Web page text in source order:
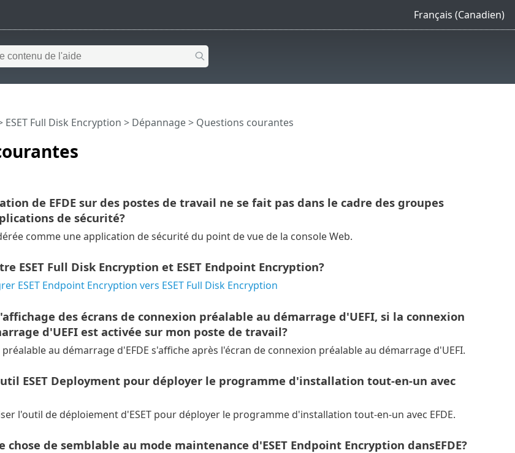
Français (Canadien)
ESET Full Disk Encryption > Dépannage> Questions courantes
de EFDE sur des postes de travail ne se fait pas dans le cadre des groupes
de sécurité?
comme une application de sécurité du point de vue de la console Web.
ESET Full Disk Encryption et ESET Endpoint Encryption?
ESET Endpoint Encryption vers ESET Full Disk Encryption
des écrans de connexion préalable au démarrage d'UEFI, si la connexion
d'UEFI est activée sur mon poste de travail?
au démarrage d'EFDE s'affiche après l'écran de connexion préalable au démarrage d'UEFI.
ESET Deployment pour déployer le programme d'installation tout-en-un avec
l'outil de déploiement d'ESET pour déployer le programme d'installation tout-en-un avec EFDE.
de semblable au mode maintenance d'ESET Endpoint Encryption dansEFDE?